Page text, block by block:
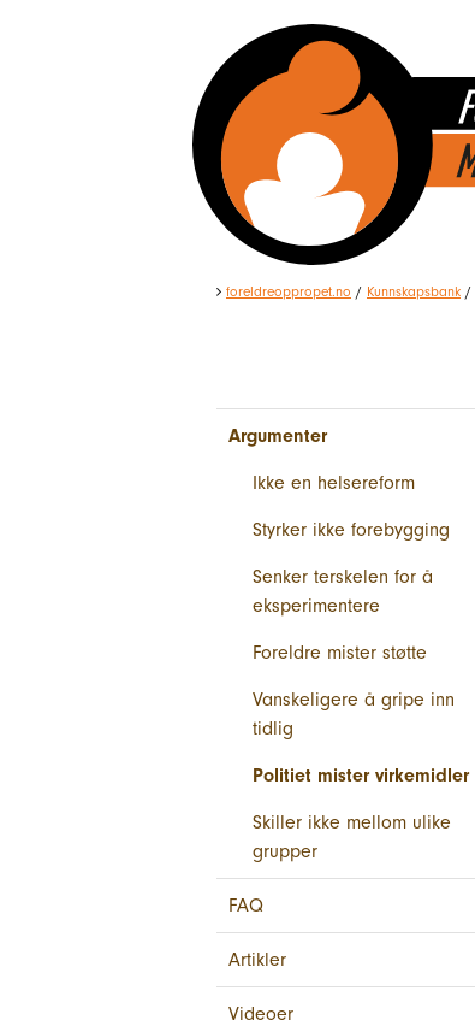
foreldreoppropet.no / Kunnskapsbank /
Argumenter
Ikke en helsereform
Styrker ikke forebygging
Senker terskelen for å
eksperimentere
Foreldre mister støtte
Vanskeligere å gripe inn
tidlig
Politiet mister virkemidler
Skiller ikke mellom ulike
grupper
FAQ
Artikler
Videoer